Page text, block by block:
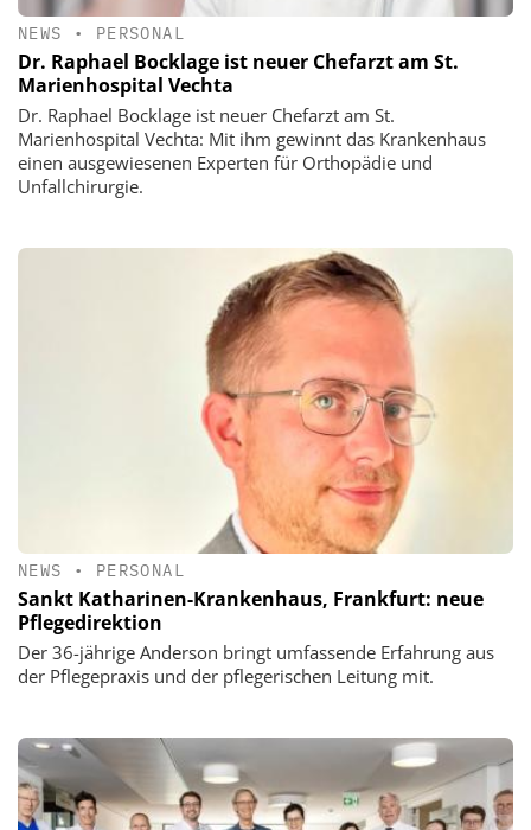
NEWS • PERSONAL
Dr. Raphael Bocklage ist neuer Chefarzt am St.
Marienhospital Vechta
Dr. Raphael Bocklage ist neuer Chefarzt am St.
Marienhospital Vechta: Mit ihm gewinnt das Krankenhaus
einen ausgewiesenen Experten für Orthopädie und
Unfallchirurgie.
NEWS • PERSONAL
Sankt Katharinen-Krankenhaus, Frankfurt: neue
Pflegedirektion
Der 36-jährige Anderson bringt umfassende Erfahrung aus
der Pflegepraxis und der pflegerischen Leitung mit.